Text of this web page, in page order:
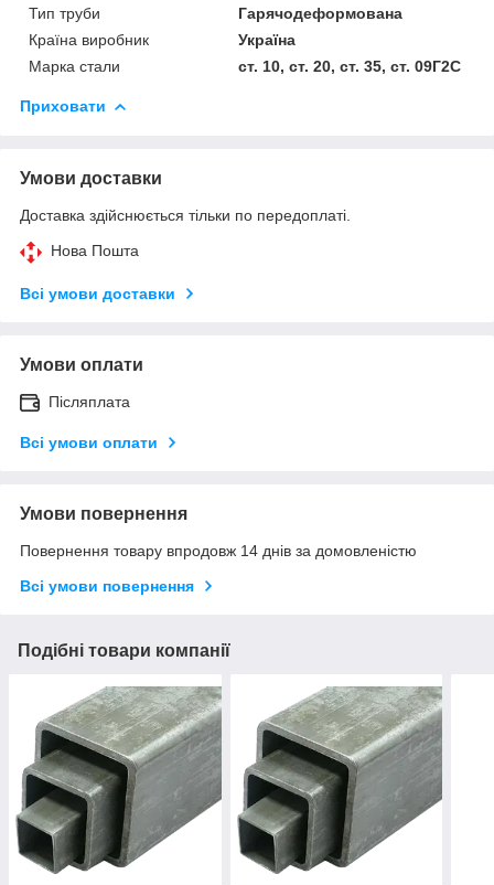
Тип труби
Гарячодеформована
Країна виробник
Україна
Марка стали
ст. 10, ст. 20, ст. 35, ст. 09Г2С
Приховати
Умови доставки
Доставка здійснюється тільки по передоплаті.
Нова Пошта
Всі умови доставки
Умови оплати
Післяплата
Всі умови оплати
Умови повернення
Повернення товару впродовж 14 днів за домовленістю
Всі умови повернення
Подібні товари компанії